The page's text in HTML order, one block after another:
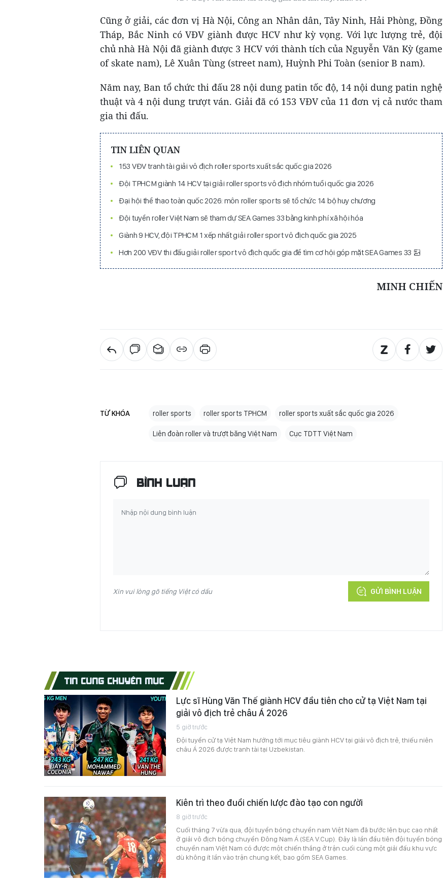
Cũng ở giải, các đơn vị Hà Nội, Công an Nhân dân, Tây Ninh, Hải Phòng, Đồng
Tháp, Bắc Ninh có VĐV giành được HCV như kỳ vọng. Với lực lượng trẻ, đội
chủ nhà Hà Nội đã giành được 3 HCV với thành tích của Nguyễn Văn Kỳ (game
of skate nam), Lê Xuân Tùng (street nam), Huỳnh Phi Toàn (senior B nam).
Năm nay, Ban tổ chức thi đấu 28 nội dung patin tốc độ, 14 nội dung patin nghệ
thuật và 4 nội dung trượt ván. Giải đã có 153 VĐV của 11 đơn vị cả nước tham
gia thi đấu.
TIN LIÊN QUAN
153 VĐV tranh tài giải vô địch roller sports xuất sắc quốc gia 2026
Đội TPHCM giành 14 HCV tại giải roller sports vô địch nhóm tuổi quốc gia 2026
Đại hội thể thao toàn quốc 2026: môn roller sports sẽ tổ chức 14 bộ huy chương
Đội tuyển roller Việt Nam sẽ tham dự SEA Games 33 bằng kinh phí xã hội hóa
Giành 9 HCV, đội TPHCM 1 xếp nhất giải roller sport vô địch quốc gia 2025
Hơn 200 VĐV thi đấu giải roller sport vô địch quốc gia để tìm cơ hội góp mặt SEA Games 33
MINH CHIẾN
TỪ KHÓA roller sports roller sports TPHCM roller sports xuất sắc quốc gia 2026
Liên đoàn roller và trượt băng Việt Nam Cục TDTT Việt Nam
BÌNH LUẬN
Xin vui lòng gõ tiếng Việt có dấu GỬI BÌNH LUẬN
TIN CÙNG CHUYÊN MỤC
Lực sĩ Hùng Văn Thế giành HCV đầu tiên cho cử tạ Việt Nam tại
giải vô địch trẻ châu Á 2026
5 giờ trước
Đội tuyển cử tạ Việt Nam hướng tới mục tiêu giành HCV tại giải vô địch trẻ, thiếu niên
châu Á 2026 được tranh tài tại Uzbekistan.
Kiên trì theo đuổi chiến lược đào tạo con người
8 giờ trước
Cuối tháng 7 vừa qua, đội tuyển bóng chuyền nam Việt Nam đã bước lên bục cao nhất
ở giải vô địch bóng chuyền Đông Nam Á (SEA V.Cup). Đây là lần đầu tiên đội tuyển bóng
chuyền nam Việt Nam có được một chiến thắng ở trận cuối cùng một giải đấu khu vực
dù không ít lần vào trận chung kết, bao gồm SEA Games.